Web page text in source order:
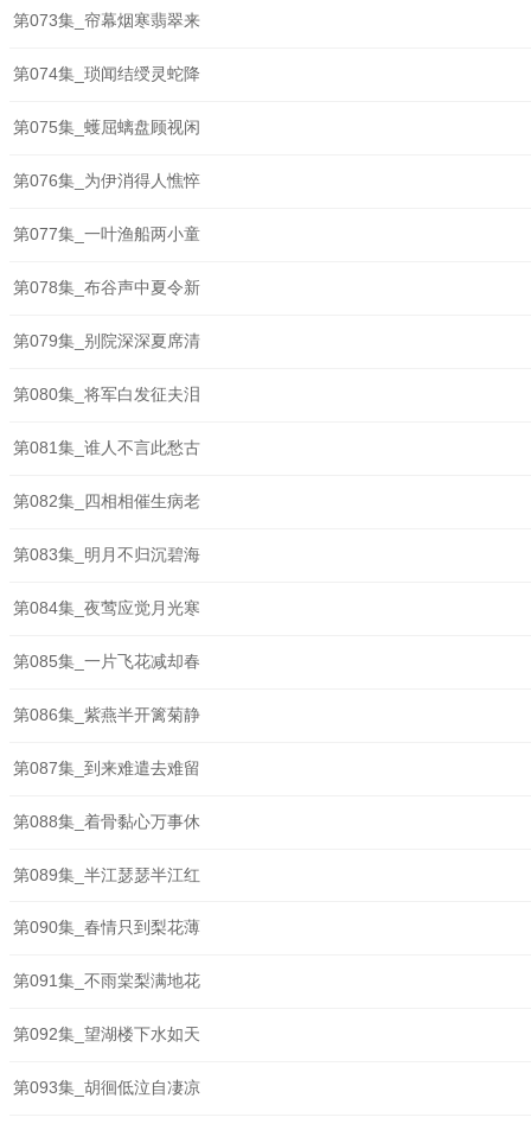
第073集_帘幕烟寒翡翠来
第074集_琐闻结绶灵蛇降
第075集_蠖屈螭盘顾视闲
第076集_为伊消得人憔悴
第077集_一叶渔船两小童
第078集_布谷声中夏令新
第079集_别院深深夏席清
第080集_将军白发征夫泪
第081集_谁人不言此愁古
第082集_四相相催生病老
第083集_明月不归沉碧海
第084集_夜莺应觉月光寒
第085集_一片飞花减却春
第086集_紫燕半开篱菊静
第087集_到来难遣去难留
第088集_着骨黏心万事休
第089集_半江瑟瑟半江红
第090集_春情只到梨花薄
第091集_不雨棠梨满地花
第092集_望湖楼下水如天
第093集_胡徊低泣自凄凉